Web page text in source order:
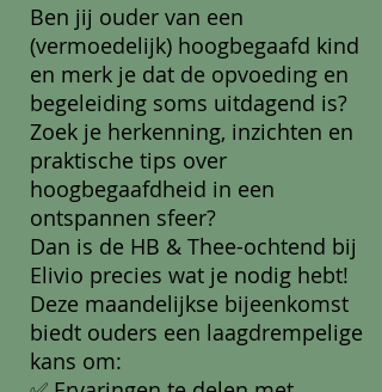
Ben jij ouder van een
(vermoedelijk) hoogbegaafd kind
en merk je dat de opvoeding en
begeleiding soms uitdagend is?
Zoek je herkenning, inzichten en
praktische tips over
hoogbegaafdheid in een
ontspannen sfeer?
Dan is de HB & Thee-ochtend bij
Elivio precies wat je nodig hebt!
Deze maandelijkse bijeenkomst
biedt ouders een laagdrempelige
kans om: